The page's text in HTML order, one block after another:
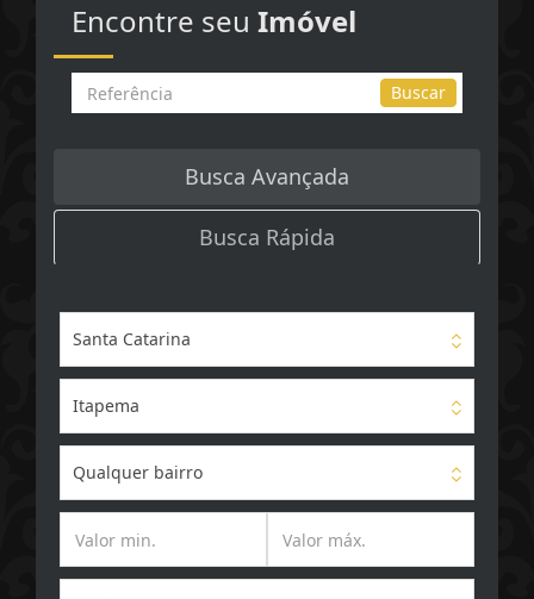
Encontre seu Imóvel
Busca
por
Buscar
Busca Avançada
Busca Rápida
Santa Catarina
Itapema
Qualquer bairro